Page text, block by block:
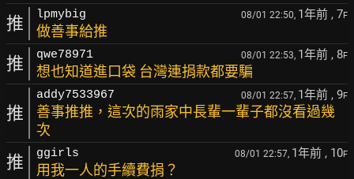
推 lpmybig 08/01 22:50, 1年前 , 7F
做善事給推
推 qwe78971 08/01 22:53, 1年前 , 8F
想也知道進口袋 台灣連捐款都要騙
推
addy7533967 08/01 22:57, 1年前 , 9F
善事推推，這次的雨家中長輩一輩子都沒看過幾
次
推 ggirls 08/01 22:57, 1年前 , 10F
用我一人的手續費捐？